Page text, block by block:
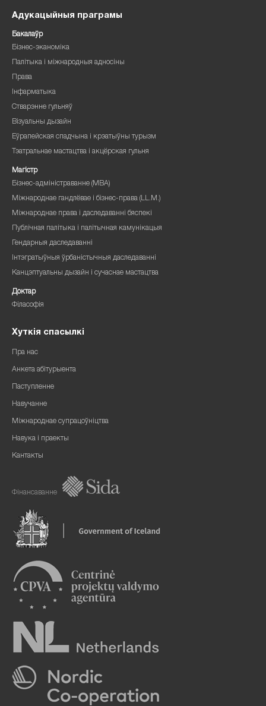
Адукацыйныя праграмы
Бакалаўр
Бізнес-эканоміка
Палітыка і міжнародныя адносіны
Права
Інфарматыка
Стварэнне гульняў
Візуальны дызайн
Еўрапейская спадчына і крэатыўны турызм
Тэатральнае мастацтва і акцёрская гульня
Магістр
Бізнес-адміністраванне (MBA)
Міжнароднае гандлёвае і бізнес-права (LL.M.)
Міжнароднае права і даследаванні бяспекі
Публічная палітыка і палітычная камунікацыя
Гендарныя даследаванні
Інтэгратыўныя ўрбаністычныя даследаванні
Канцэптуальны дызайн і сучаснае мастацтва
Доктар
Філасофія
Хуткія спасылкі
Пра нас
Анкета абітурыента
Паступленне
Навучанне
Міжнароднае супрацоўніцтва
Навука і праекты
Кантакты
Фінансаванне